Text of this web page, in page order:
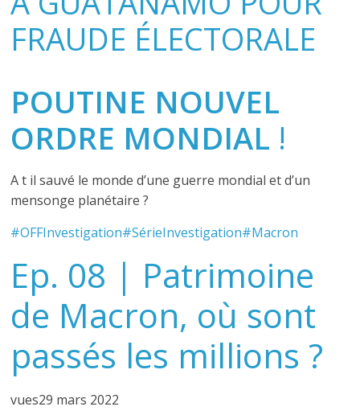
FRAUDE ÉLECTORALE
POUTINE NOUVEL
ORDRE MONDIAL !
A t il sauvé le monde d’une guerre mondial et d’un
mensonge planétaire ?
#OFFInvestigation#SérieInvestigation#Macron
Ep. 08 | Patrimoine
de Macron, où sont
passés les millions ?
vues29 mars 2022